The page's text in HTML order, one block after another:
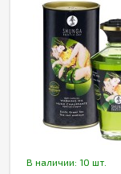
В наличии: 10 шт.